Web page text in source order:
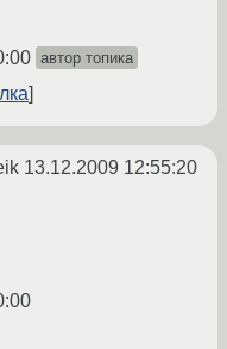
автор топика
13.12.2009 12:55:20